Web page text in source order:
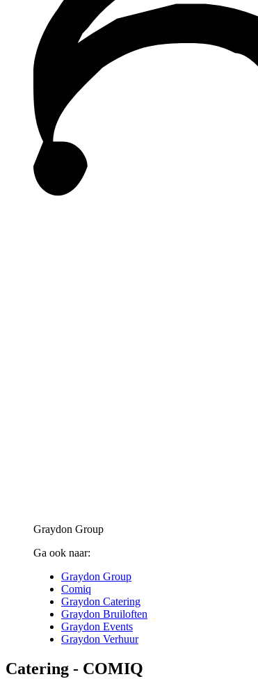
Graydon Group
Ga ook naar:
Graydon Group
Comiq
Graydon Catering
Graydon Bruiloften
Graydon Events
Graydon Verhuur
Catering - COMIQ